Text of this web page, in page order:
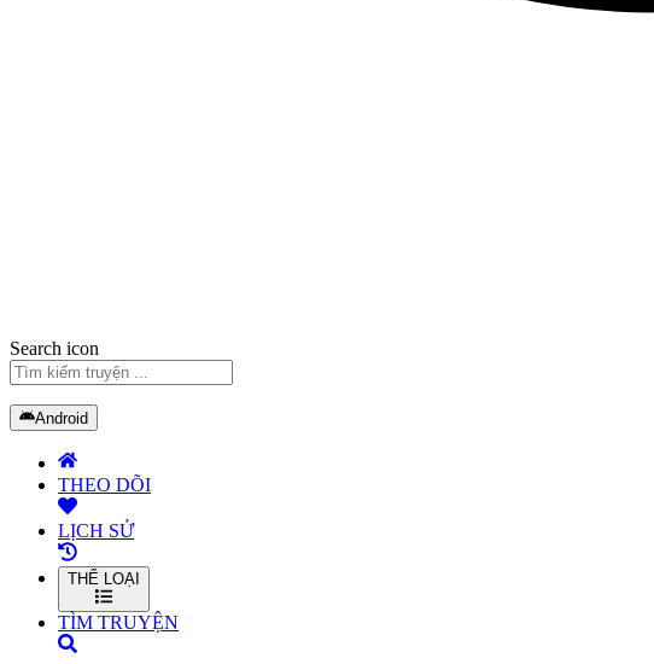
Search icon
Android
THEO DÕI
LỊCH SỬ
THỂ LOẠI
TÌM TRUYỆN